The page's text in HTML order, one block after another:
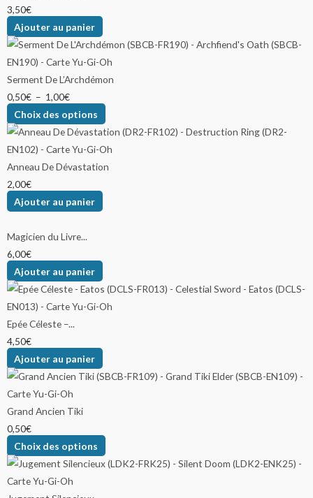
3,50€
Ajouter au panier
Serment De L’Archdémon
0,50€ – 1,00€
Choix des options
Anneau De Dévastation
2,00€
Ajouter au panier
Magicien du Livre...
6,00€
Ajouter au panier
Epée Céleste –...
4,50€
Ajouter au panier
Grand Ancien Tiki
0,50€
Choix des options